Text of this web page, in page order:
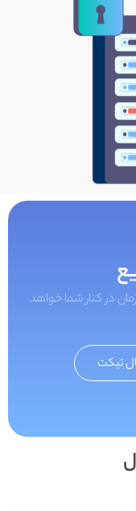
در کنار شما خواهد
تیکت